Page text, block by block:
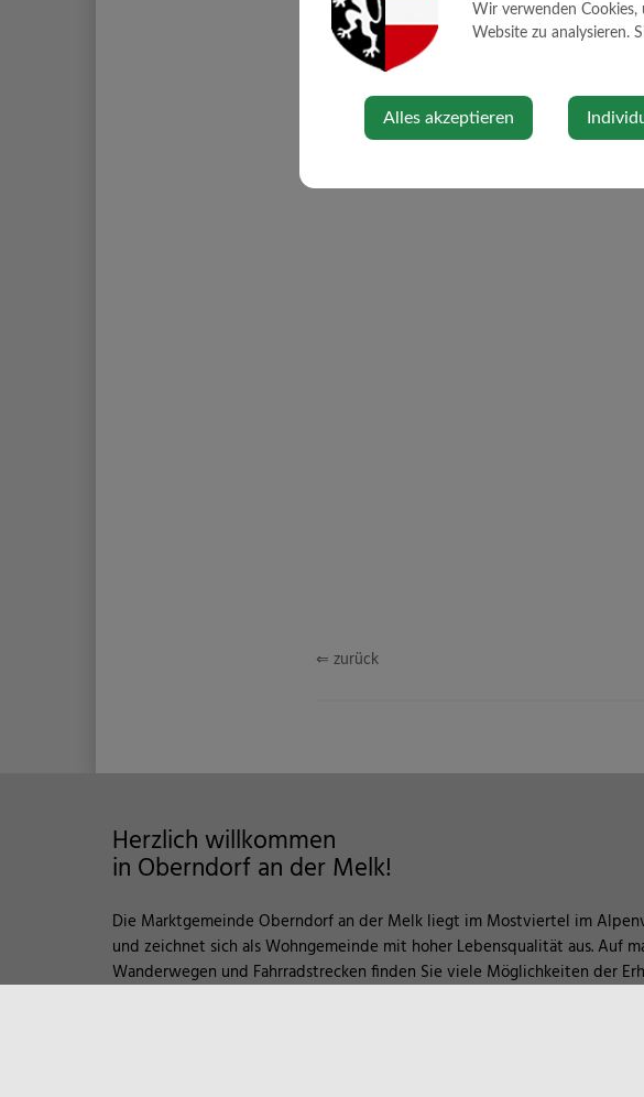
⇐ zurück
Herzlich willkommen
in Oberndorf an der Melk!
Die Marktgemeinde Oberndorf an der Melk liegt im Mostviertel im
und zeichnet sich als Wohngemeinde mit hoher Lebensqualität aus. Auf
Wanderwegen und Fahrradstrecken finden Sie viele Möglichkeiten der
Wir verwenden
Website zu analysieren.
Alles akzeptieren